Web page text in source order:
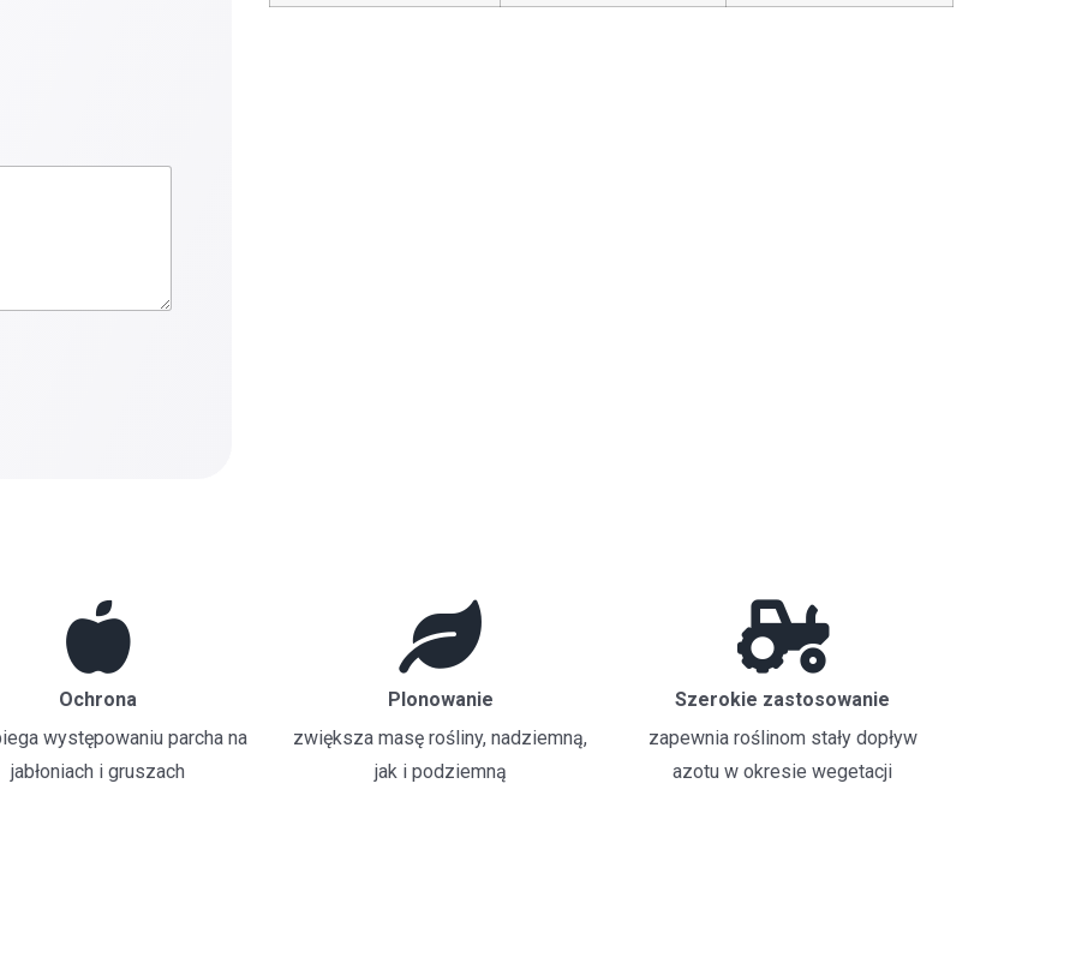
Ochrona
występowaniu parcha na
jabłoniach i gruszach
Plonowanie
zwiększa masę rośliny, nadziemną,
jak i podziemną
Szerokie zastosowanie
zapewnia roślinom stały dopływ
azotu w okresie wegetacji